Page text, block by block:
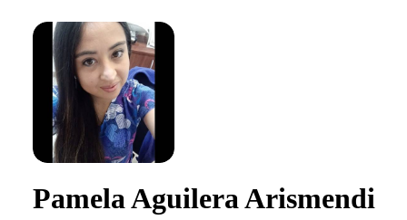
Pamela Aguilera Arismendi